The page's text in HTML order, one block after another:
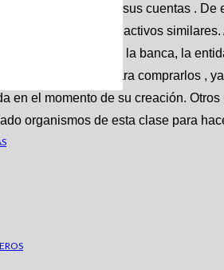
para sanear sus cuentas . De
a medio hacer y activos
de activos tóxicos de la banca, la
los que pagaron para comprarlos ,
en el momento de su creación.
organismos de esta clase para